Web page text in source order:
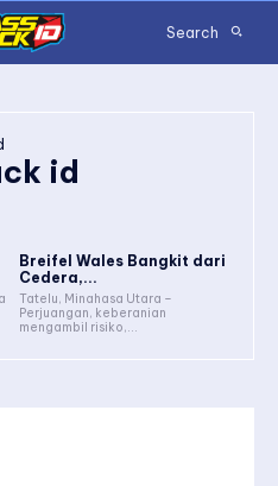
Search
id
Breifel Wales Bangkit dari
Cedera,...
Tatelu, Minahasa Utara –
Perjuangan, keberanian
mengambil risiko,...